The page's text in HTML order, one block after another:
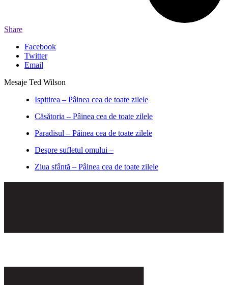
Share
Facebook
Twitter
Email
Mesaje Ted Wilson
Ispitirea – Pâinea cea de toate zilele
Căsătoria – Pâinea cea de toate zilele
Paradisul – Pâinea cea de toate zilele
Despre sufletul omului –
Ziua sfântă – Pâinea cea de toate zilele